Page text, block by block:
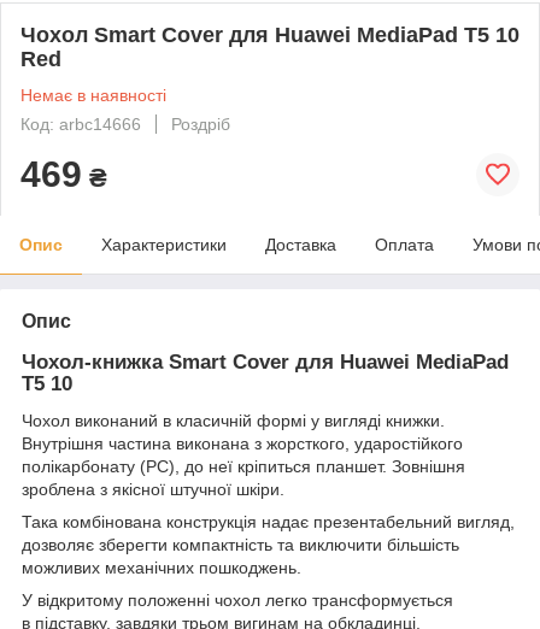
Чохол Smart Cover для Huawei MediaPad T5 10
Red
Немає в наявності
Код: arbc14666
Роздріб
469 ₴
Опис Характеристики Доставка Оплата Умови
Опис
Чохол-книжка Smart Cover для Huawei MediaPad
T5 10
Чохол виконаний в класичній формі у вигляді книжки.
Внутрішня частина виконана з жорсткого, ударостійкого
полікарбонату (PC), до неї кріпиться планшет. Зовнішня
зроблена з якісної штучної шкіри.
Така комбінована конструкція надає презентабельний вигляд,
дозволяє зберегти компактність та виключити більшість
можливих механічних пошкоджень.
У відкритому положенні чохол легко трансформується
в підставку, завдяки трьом вигинам на обкладинці.